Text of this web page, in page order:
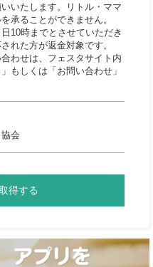
いたします。リトル・ママ
承ることができません。
10時までとさせていただき
れた方が返金対象です。
わせは、フェスタサイト内
もしくは「お問い合わせ」
会
得する